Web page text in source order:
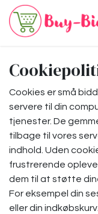
Skip to Content
Cookies er små
servere til din
tjenester. De
tilbage til vores
indhold. Uden
frustrerende
dem til at støtte
For eksempel din
eller din indkøbskurv.